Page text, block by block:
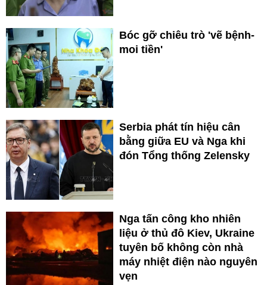
Bóc gỡ chiêu trò 'vẽ bệnh-
moi tiền'
Serbia phát tín hiệu cân
bằng giữa EU và Nga khi
đón Tổng thống Zelensky
Nga tấn công kho nhiên
liệu ở thủ đô Kiev, Ukraine
tuyên bố không còn nhà
máy nhiệt điện nào nguyên
vẹn